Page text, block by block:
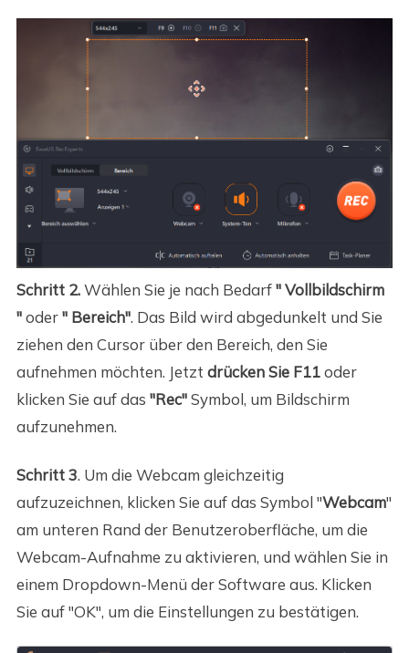
Schritt 2.Wählen Sie je nach Bedarf" Vollbildschirm
"oder" Bereich". Das Bild wird abgedunkelt und Sie
ziehen den Cursor über den Bereich, den Sie
aufnehmen möchten. Jetzt drücken Sie F11oder
klicken Sie auf das "Rec"Symbol, um Bildschirm
aufzunehmen.
Schritt 3. Um die Webcam gleichzeitig
aufzuzeichnen, klicken Sie auf das Symbol "Webcam"
am unteren Rand der Benutzeroberfläche, um die
Webcam-Aufnahme zu aktivieren, und wählen Sie in
einem Dropdown-Menü der Software aus. Klicken
Sie auf "OK", um die Einstellungen zu bestätigen.